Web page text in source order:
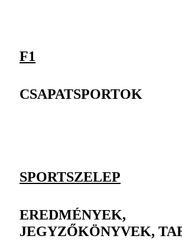
F1
CSAPATSPORTOK
SPORTSZELEP
EREDMÉNYEK,
JEGYZŐKÖNYVEK,